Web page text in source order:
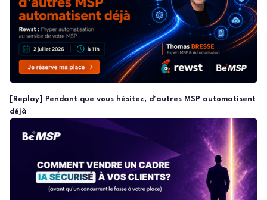
[Replay] Pendant que vous hésitez, d'autres MSP automatisent
déjà